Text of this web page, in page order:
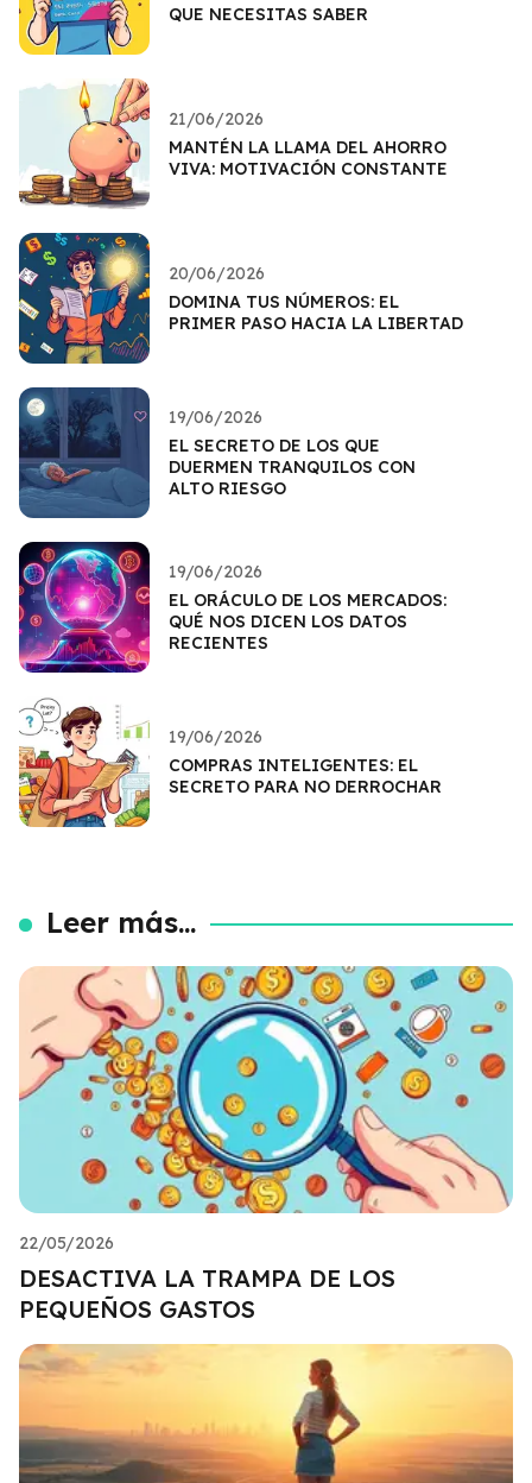
QUE NECESITAS SABER
21/06/2026
MANTÉN LA LLAMA DEL AHORRO
VIVA: MOTIVACIÓN CONSTANTE
20/06/2026
DOMINA TUS NÚMEROS: EL
PRIMER PASO HACIA LA LIBERTAD
19/06/2026
EL SECRETO DE LOS QUE
DUERMEN TRANQUILOS CON
ALTO RIESGO
19/06/2026
EL ORÁCULO DE LOS MERCADOS:
QUÉ NOS DICEN LOS DATOS
RECIENTES
19/06/2026
COMPRAS INTELIGENTES: EL
SECRETO PARA NO DERROCHAR
Leer más...
22/05/2026
DESACTIVA LA TRAMPA DE LOS
PEQUEÑOS GASTOS